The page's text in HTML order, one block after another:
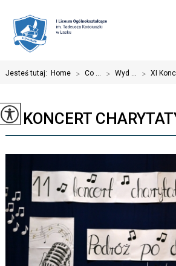
Jesteś tutaj: Home > Co ... > Wyd ... > XI
XI KONCERT